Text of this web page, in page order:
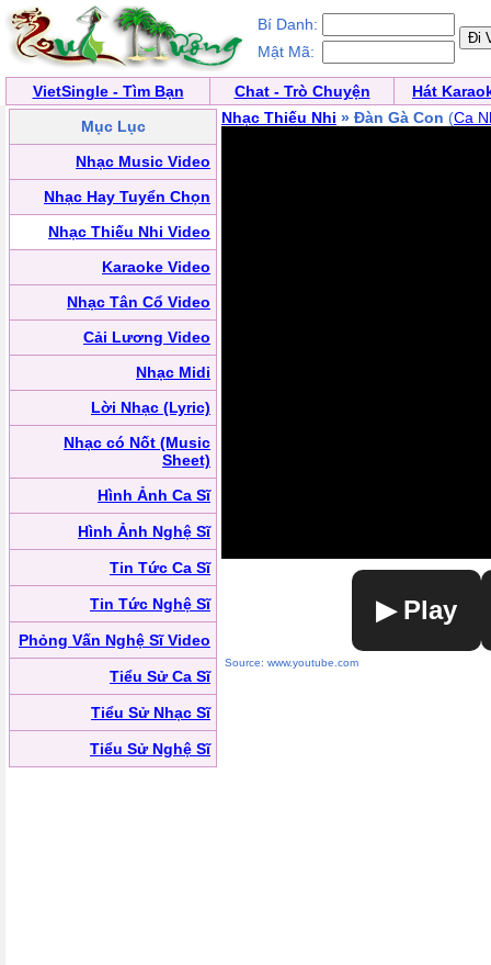
Bí Danh:
Mật Mã:
VietSingle - Tìm Bạn Chat - Trò Chuyện
Hát
Mục Lục
Nhạc Music Video
Nhạc Hay Tuyển Chọn
Nhạc Thiếu Nhi Video
Karaoke Video
Nhạc Tân Cổ Video
Cải Lương Video
Nhạc Midi
Lời Nhạc (Lyric)
Nhạc có Nốt (Music
Sheet)
Hình Ảnh Ca Sĩ
Hình Ảnh Nghệ Sĩ
Tin Tức Ca Sĩ
Tin Tức Nghệ Sĩ
Phỏng Vấn Nghệ Sĩ Video
Tiểu Sử Ca Sĩ
Tiểu Sử Nhạc Sĩ
Tiểu Sử Nghệ Sĩ
Nhạc Thiếu Nhi » Đàn Gà Con (Ca
▶ Play
Source: www.youtube.com